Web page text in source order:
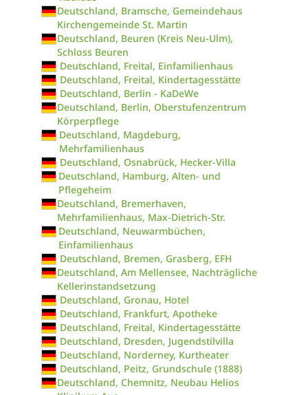
Deutschland, Bramsche, Gemeindehaus
Kirchengemeinde St. Martin
Deutschland, Beuren (Kreis Neu-Ulm),
Schloss Beuren
Deutschland, Freital, Einfamilienhaus
Deutschland, Freital, Kindertagesstätte
Deutschland, Berlin - KaDeWe
Deutschland, Berlin, Oberstufenzentrum
Körperpflege
Deutschland, Magdeburg,
Mehrfamilienhaus
Deutschland, Osnabrück, Hecker-Villa
Deutschland, Hamburg, Alten- und
Pflegeheim
Deutschland, Bremerhaven,
Mehrfamilienhaus, Max-Dietrich-Str.
Deutschland, Neuwarmbüchen,
Einfamilienhaus
Deutschland, Bremen, Grasberg, EFH
Deutschland, Am Mellensee, Nachträgliche
Kellerinstandsetzung
Deutschland, Gronau, Hotel
Deutschland, Frankfurt, Apotheke
Deutschland, Freital, Kindertagesstätte
Deutschland, Dresden, Jugendstilvilla
Deutschland, Norderney, Kurtheater
Deutschland, Peitz, Grundschule (1888)
Deutschland, Chemnitz, Neubau Helios